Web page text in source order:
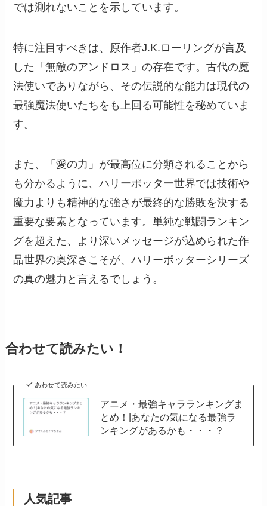
では測れないことを示しています。
特に注目すべきは、原作者J.K.ローリングが言及
した「無敵のアンドロス」の存在です。古代の魔
法使いでありながら、その伝説的な能力は現代の
最強魔法使いたちをも上回る可能性を秘めていま
す。
また、「愛の力」が最高位に分類されることから
も分かるように、ハリーポッター世界では技術や
魔力よりも精神的な強さが最終的な勝敗を決する
重要な要素となっています。単純な戦闘ランキン
グを超えた、より深いメッセージが込められた作
品世界の奥深さこそが、ハリーポッターシリーズ
の真の魅力と言えるでしょう。
合わせて読みたい！
あわせて読みたい
アニメ・最強キャラランキングま
とめ！|あなたの気になる最強ラ
ンキングがあるかも・・・？
人気記事